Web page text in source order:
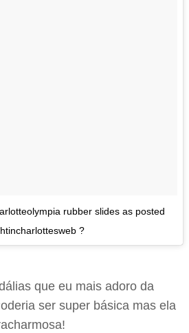
rubber slides as posted
?
que eu mais adoro da
ser super básica mas ela